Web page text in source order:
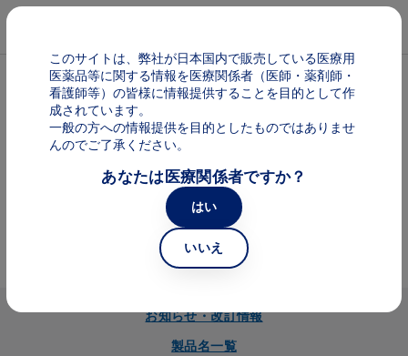
メインコンテンツに移動
パンくず
販売中止・移管製品情報
ノバルティス ファーマ製品情報
販売中止・移管製品情報
お知らせ・改訂情報
製品名一覧
このサイトは、弊社が日本国内で販売している医療用
医薬品等に関する情報を医療関係者（医師・薬剤師・
看護師等）の皆様に情報提供することを目的として作
成されています。
一般の方への情報提供を目的としたものではありませ
んのでご了承ください。
あなたは医療関係者ですか？
はい
いいえ